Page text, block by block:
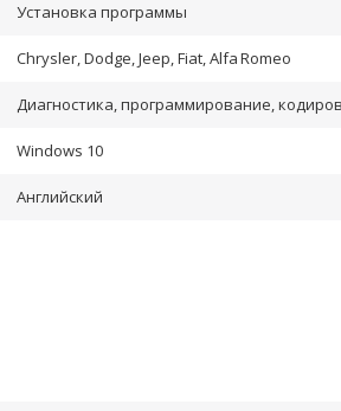
Установка программы
Chrysler, Dodge, Jeep, Fiat, Alfa Romeo
Диагностика, программирование,
Windows 10
Английский